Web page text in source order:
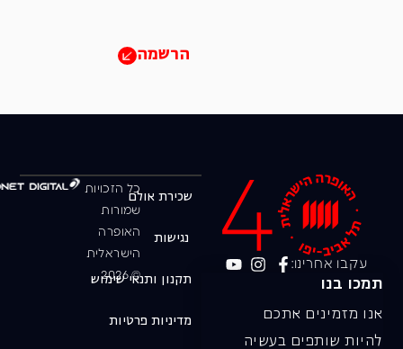
הרשמה
עקבו אחרינו:
תמכו בנו
אנו מזמינים אתכם
להיות שותפים בעשיה
כל הזכויות
שמורות
האופרה
הישראלית
© 2026
שכירת אולם
נגישות
תקנון ותנאי שימוש
מדיניות פרטיות